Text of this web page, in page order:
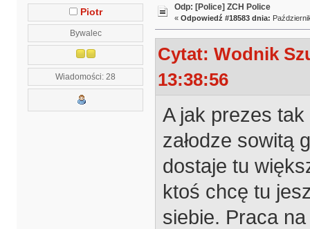
Piotr
Bywalec
Wiadomości: 28
Odp: [Police] ZCH Police
« Odpowiedź #18583 dnia:
Cytat: Wodnik
13:38:56
A jak prezes
załodze sowitą
dostaje tu
ktoś chcę tu
siebie. Praca